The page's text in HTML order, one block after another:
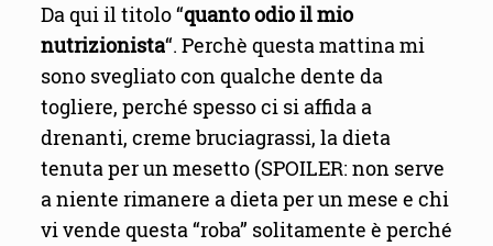
Da qui il titolo “quanto odio il mio
nutrizionista“. Perchè questa mattina mi
sono svegliato con qualche dente da
togliere, perché spesso ci si affida a
drenanti, creme bruciagrassi, la dieta
tenuta per un mesetto (SPOILER: non serve
a niente rimanere a dieta per un mese e chi
vi vende questa “roba” solitamente è perché